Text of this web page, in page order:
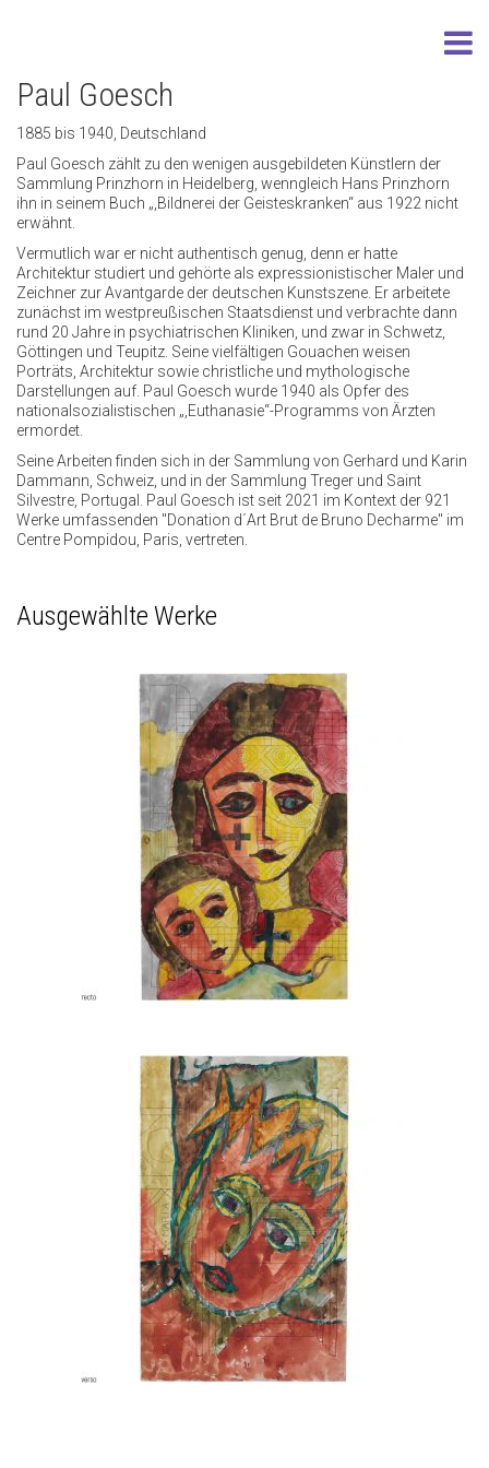
Paul Goesch
1885 bis 1940, Deutschland
Paul Goesch zählt zu den wenigen ausgebildeten Künstlern der
Sammlung Prinzhorn in Heidelberg, wenngleich Hans Prinzhorn
ihn in seinem Buch „,Bildnerei der Geisteskranken“ aus 1922 nicht
erwähnt.
Vermutlich war er nicht authentisch genug, denn er hatte
Architektur studiert und gehörte als expressionistischer Maler und
Zeichner zur Avantgarde der deutschen Kunstszene. Er arbeitete
zunächst im westpreußischen Staatsdienst und verbrachte dann
rund 20 Jahre in psychiatrischen Kliniken, und zwar in Schwetz,
Göttingen und Teupitz. Seine vielfältigen Gouachen weisen
Porträts, Architektur sowie christliche und mythologische
Darstellungen auf. Paul Goesch wurde 1940 als Opfer des
nationalsozialistischen „,Euthanasie“-Programms von Ärzten
ermordet.
Seine Arbeiten finden sich in der Sammlung von Gerhard und Karin
Dammann, Schweiz, und in der Sammlung Treger und Saint
Silvestre, Portugal. Paul Goesch ist seit 2021 im Kontext der 921
Werke umfassenden "Donation d´Art Brut de Bruno Decharme" im
Centre Pompidou, Paris, vertreten.
Ausgewählte Werke